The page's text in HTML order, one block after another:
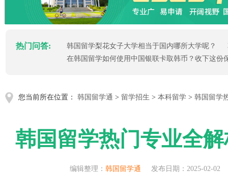
热门问答: 韩国留学梨花女子大学相当于国内哪所大学呢？
在韩国留学如何使用中国银联卡取韩币？收下这份
您当前所在位置： 韩国留学通 > 留学招生 > 本科留学 > 韩国留学
韩国留学热门专业全
编辑整理： 韩国留学通 发布日期：2025-02-02